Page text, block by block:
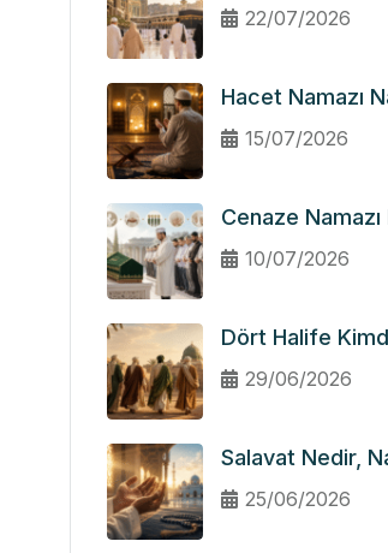
22/07/2026
Hacet Namazı
15/07/2026
Cenaze Namazı
10/07/2026
Dört Halife
29/06/2026
Salavat Nedir,
25/06/2026